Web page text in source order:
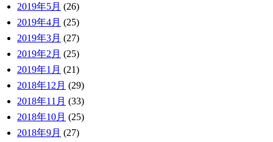
2019年5月 (26)
2019年4月 (25)
2019年3月 (27)
2019年2月 (25)
2019年1月 (21)
2018年12月 (29)
2018年11月 (33)
2018年10月 (25)
2018年9月 (27)